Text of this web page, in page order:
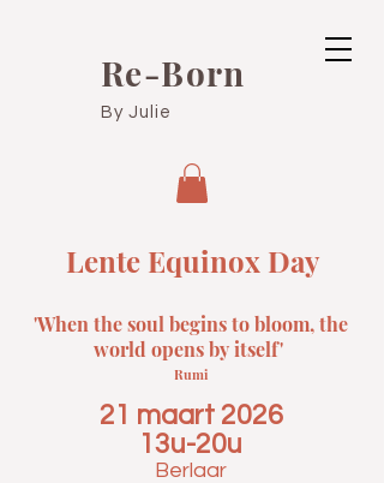
Re-Born
By Julie
Lente Equinox Day
'When the soul begins to bloom, the
world opens by itself' ​
Rumi
21 maart 2026
13u-20u
Berlaar